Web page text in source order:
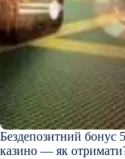
Бездепозитний бонус
казино — як